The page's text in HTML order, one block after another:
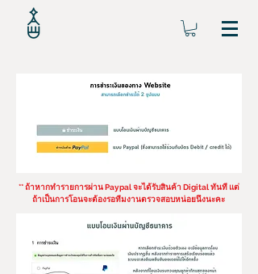
** ถ้าหากทำรายการผ่าน Paypal จะได้รับสินค้า Digital ทันที แต่
ถ้าเป็นการโอนจะต้องรอทีมงานตรวจสอบหน่อยนึงนะคะ